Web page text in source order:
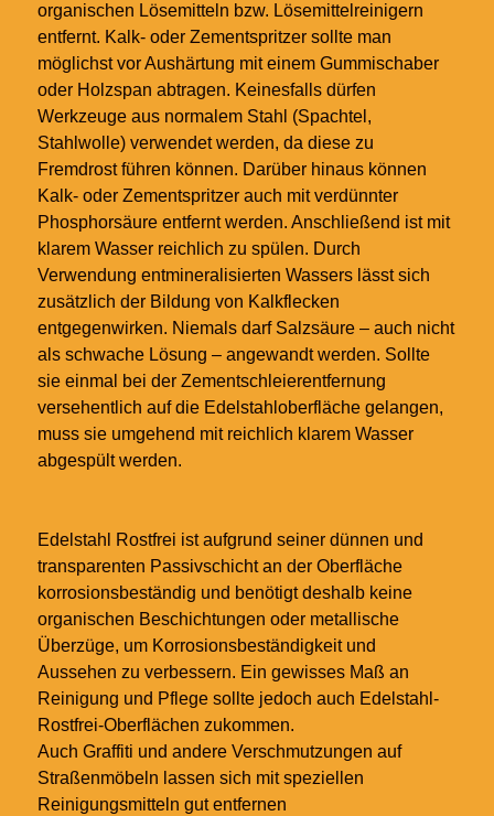
organischen Lösemitteln bzw. Lösemittelreinigern
entfernt. Kalk- oder Zementspritzer sollte man
möglichst vor Aushärtung mit einem Gummischaber
oder Holzspan abtragen. Keinesfalls dürfen
Werkzeuge aus normalem Stahl (Spachtel,
Stahlwolle) verwendet werden, da diese zu
Fremdrost führen können. Darüber hinaus können
Kalk- oder Zementspritzer auch mit verdünnter
Phosphorsäure entfernt werden. Anschließend ist mit
klarem Wasser reichlich zu spülen. Durch
Verwendung entmineralisierten Wassers lässt sich
zusätzlich der Bildung von Kalkflecken
entgegenwirken. Niemals darf Salzsäure – auch nicht
als schwache Lösung – angewandt werden. Sollte
sie einmal bei der Zementschleierentfernung
versehentlich auf die Edelstahloberfläche gelangen,
muss sie umgehend mit reichlich klarem Wasser
abgespült werden.
Edelstahl Rostfrei ist aufgrund seiner dünnen und
transparenten Passivschicht an der Oberfläche
korrosionsbeständig und benötigt deshalb keine
organischen Beschichtungen oder metallische
Überzüge, um Korrosionsbeständigkeit und
Aussehen zu verbessern. Ein gewisses Maß an
Reinigung und Pflege sollte jedoch auch Edelstahl-
Rostfrei-Oberflächen zukommen.
Auch Graffiti und andere Verschmutzungen auf
Straßenmöbeln lassen sich mit speziellen
Reinigungsmitteln gut entfernen